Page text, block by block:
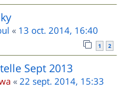
« 13 oct. 2014, 16:40
1 2
Sept 2013
« 22 sept. 2014, 15:33